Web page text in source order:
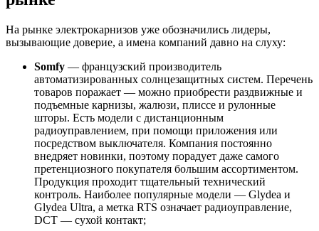
На рынке электрокарнизов уже обозначились лидеры,
вызывающие доверие, а имена компаний давно на слуху:
Somfy — французский производитель
автоматизированных солнцезащитных систем. Перечень
товаров поражает — можно приобрести раздвижные и
подъемные карнизы, жалюзи, плиссе и рулонные
шторы. Есть модели с дистанционным
радиоуправлением, при помощи приложения или
посредством выключателя. Компания постоянно
внедряет новинки, поэтому порадует даже самого
претенциозного покупателя большим ассортиментом.
Продукция проходит тщательный технический
контроль. Наиболее популярные модели — Glydea и
Glydea Ultra, а метка RTS означает радиоуправление,
DCT — сухой контакт;